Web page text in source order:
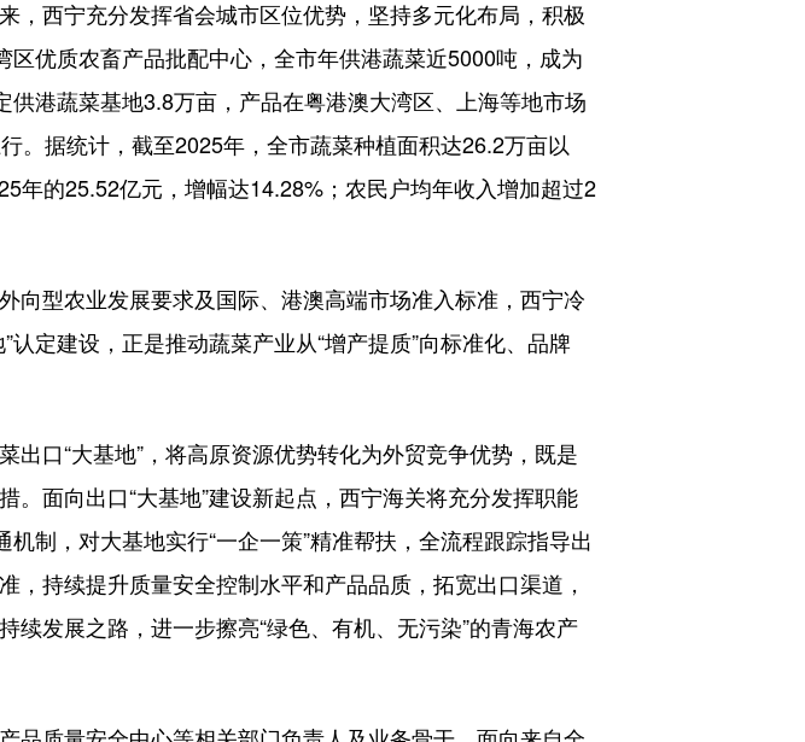
，西宁充分发挥省会城市区位优势，坚持多元化布局，积极
优质农畜产品批配中心，全市年供港蔬菜近5000吨，成为
港蔬菜基地3.8万亩，产品在粤港澳大湾区、上海等地市场
。据统计，截至2025年，全市蔬菜种植面积达26.2万亩以
年的25.52亿元，增幅达14.28%；农民户均年收入增加超过2
向型农业发展要求及国际、港澳高端市场准入标准，西宁冷
定建设，正是推动蔬菜产业从“增产提质”向标准化、品牌
口“大基地”，将高原资源优势转化为外贸竞争优势，既是
面向出口“大基地”建设新起点，西宁海关将充分发挥职能
制，对大基地实行“一企一策”精准帮扶，全流程跟踪指导出
持续提升质量安全控制水平和产品品质，拓宽出口渠道，
发展之路，进一步擦亮“绿色、有机、无污染”的青海农产